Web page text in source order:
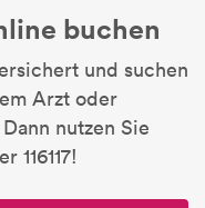
buchen
und suchen
Arzt oder
nutzen Sie
116117!